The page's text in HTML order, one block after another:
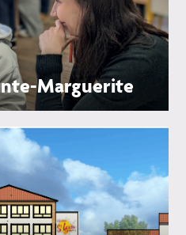
Marguerite